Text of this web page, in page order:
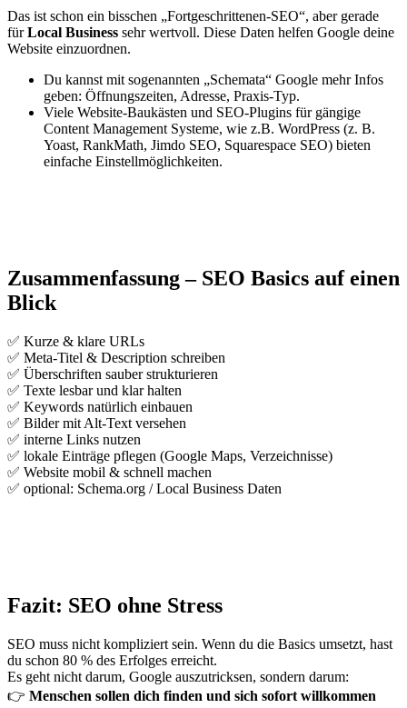
Das ist schon ein bisschen „Fortgeschrittenen-SEO“, aber gerade
fürLocal Business sehr wertvoll. Diese Daten helfen Google deine
Website einzuordnen.
Du kannst mit sogenannten „Schemata“ Google mehr Infos
geben: Öffnungszeiten, Adresse, Praxis-Typ.
Viele Website-Baukästen und SEO-Plugins für gängige
Content Management Systeme, wie z.B. WordPress (z. B.
Yoast, RankMath, Jimdo SEO, Squarespace SEO) bieten
einfache Einstellmöglichkeiten.
Zusammenfassung – SEO Basics auf einen
Blick
✅ Kurze & klare URLs
✅ Meta-Titel & Description schreiben
✅ Überschriften sauber strukturieren
✅ Texte lesbar und klar halten
✅ Keywords natürlich einbauen
✅ Bilder mit Alt-Text versehen
✅ interne Links nutzen
✅ lokale Einträge pflegen (Google Maps, Verzeichnisse)
✅ Website mobil & schnell machen
✅ optional: Schema.org / Local Business Daten
Fazit: SEO ohne Stress
SEO muss nicht kompliziert sein. Wenn du die Basics umsetzt, hast
du schon 80 % des Erfolges erreicht.
Es geht nicht darum, Google auszutricksen, sondern darum:
👉 Menschen sollen dich finden und sich sofort willkommen